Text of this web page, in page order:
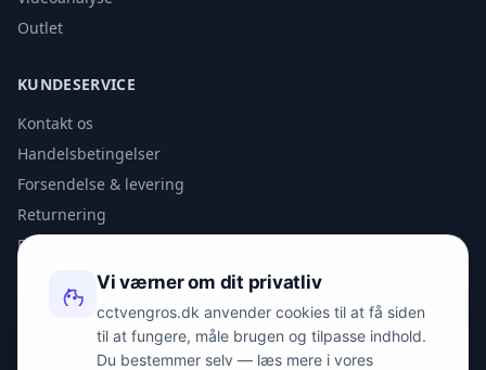
Outlet
KUNDESERVICE
Kontakt os
Handelsbetingelser
Forsendelse & levering
Returnering
Privatlivspolitik
KONTAKT
info@spyman.dk
Vi værner om dit privatliv
cctvengros.dk anvender cookies til at få siden
til at fungere, måle brugen og tilpasse indhold.
Du bestemmer selv — læs mere i vores